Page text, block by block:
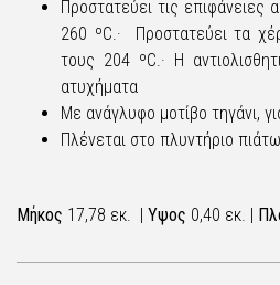
Προστατεύει τις
260 ºC.· Προστατεύει τα
τους 204 ºC.· Η
ατυχήματα
Με ανάγλυφο μοτίβο τηγάνι,
Πλένεται στο πλυντήριο
Μήκος 17,78 εκ. | Υψος 0,40 εκ. |